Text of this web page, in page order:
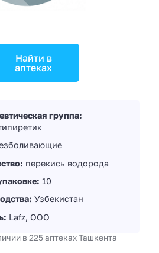
Найти в
аптеках
группа:
перекись водорода
10
Узбекистан
Lafz, ООО
в 225 аптеках Ташкента